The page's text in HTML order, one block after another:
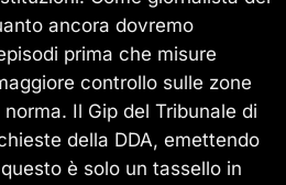
ancora dovremo
prima che misure
controllo sulle zone
Il Gip del Tribunale di
della DDA, emettendo
è solo un tassello in